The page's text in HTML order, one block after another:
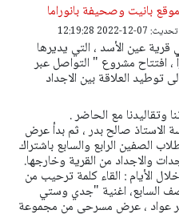
بانيت وصحيفة بانوراما
12-2022 12:19:28
عين الأسد ، التي يديرها
افتتاح مشروع " التواصل عبر
توطيد العلاقة بين الاجداد
وتقاليدنا مع الحاضر .
الاستاذ صالح بدر ، ثم بدأ عرض
الصفين الرابع والسابع باشتراك
والاجداد من القرية وخارجها.
الأيام : القاء كلمة ترحيب من
السابع، اغنية "جدي وستي
عواد ، عرض مسرحي من مجموعة